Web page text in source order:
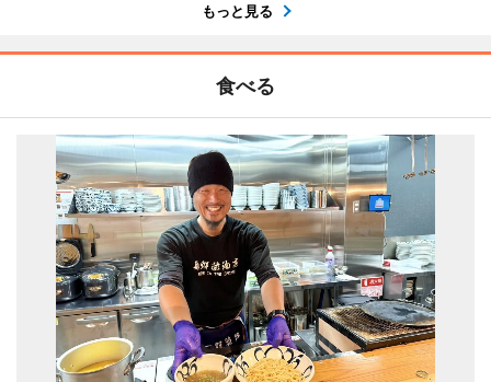
もっと見る
食べる